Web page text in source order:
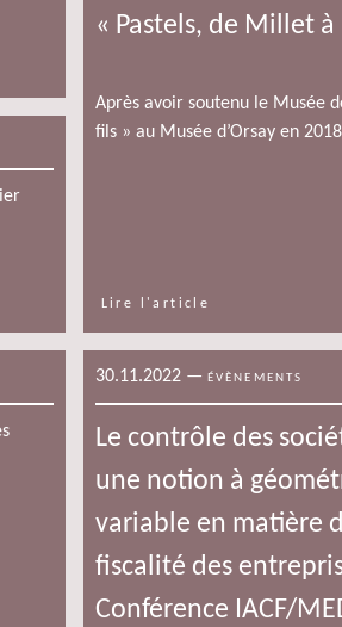
« Pastels, de Millet à
Après avoir soutenu le Musée
fils » au Musée d’Orsay en
Lire l'article
30.11.2022— ÉVÈNEMENTS
Le contrôle des
une notion à
variable en matière
fiscalité des
Conférence IACF/